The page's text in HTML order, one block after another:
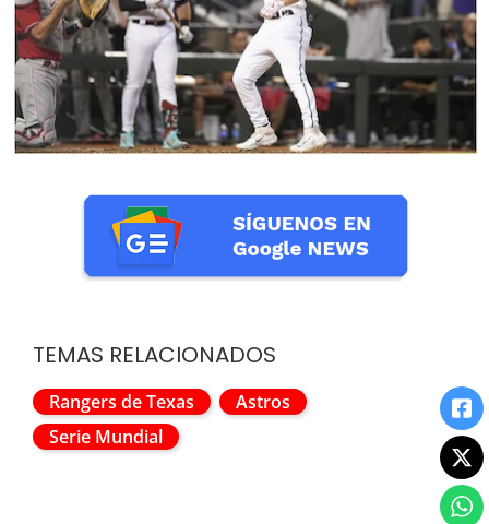
TEMAS RELACIONADOS
Rangers de Texas
Astros
Serie Mundial